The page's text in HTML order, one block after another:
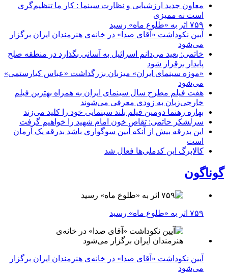
معاون جدید ارزشیابی و نظارت سینما : کار ما تنظیم‌گری
است نه ممیزی
۷۵۹ اثر به «طلوع ماه» رسید
آیین نکوداشت «آقای صدا» در خانه‌ی هنرمندان ایران برگزار
می‌شود
خاتمی: بعید می‌دانم اسرائیل به آسانی بگذارد در منطقه صلح
پایدار برقرار شود
«موزه سینمای ایران» میزبان بزرگداشت «عباس کیارستمی»
می‌شود
هفت فیلم مطرح سال سینمای ایران به همراه بهترین فیلم
خارجی‌زبان به زودی معرفی می‌شوند
بهاره رهنما دومین فیلم بلند سینمایی خود را کلید می‌زند
سرلشکر حاتمی: تقاص خون امام شهید را خواهیم گرفت
این بدرقه بیش از آنکه آیین سوگواری باشد بدرقه یک آرمان
است
کالابرگ این کدملی‌ها فعال شد
گوناگون
۷۵۹ اثر به «طلوع ماه» رسید
آیین نکوداشت «آقای صدا» در خانه‌ی هنرمندان ایران برگزار
می‌شود